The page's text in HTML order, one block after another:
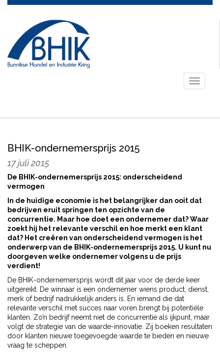
Toggle
BHIK-ondernemersprijs 2015
17 juli 2015
De BHIK-ondernemersprijs 2015: onderscheidend
vermogen
In de huidige economie is het belangrijker dan ooit dat
bedrijven eruit springen ten opzichte van de
concurrentie. Maar hoe doet een ondernemer dat? Waar
zoekt hij het relevante verschil en hoe merkt een klant
dat? Het creëren van onderscheidend vermogen is het
onderwerp van de BHIK-ondernemersprijs 2015. U kunt nu
doorgeven welke ondernemer volgens u de prijs
verdient!
De BHIK-ondernemersprijs wordt dit jaar voor de derde keer
uitgereikt. De winnaar is een ondernemer wiens product, dienst,
merk of bedrijf nadrukkelijk anders is. En iemand die dat
relevante verschil met succes naar voren brengt bij potentiële
klanten. Zo’n bedrijf neemt niet de concurrentie als ijkpunt, maar
volgt de strategie van de waarde-innovatie. Zij boeken resultaten
door klanten nieuwe toegevoegde waarde te bieden en nieuwe
vraag te scheppen.